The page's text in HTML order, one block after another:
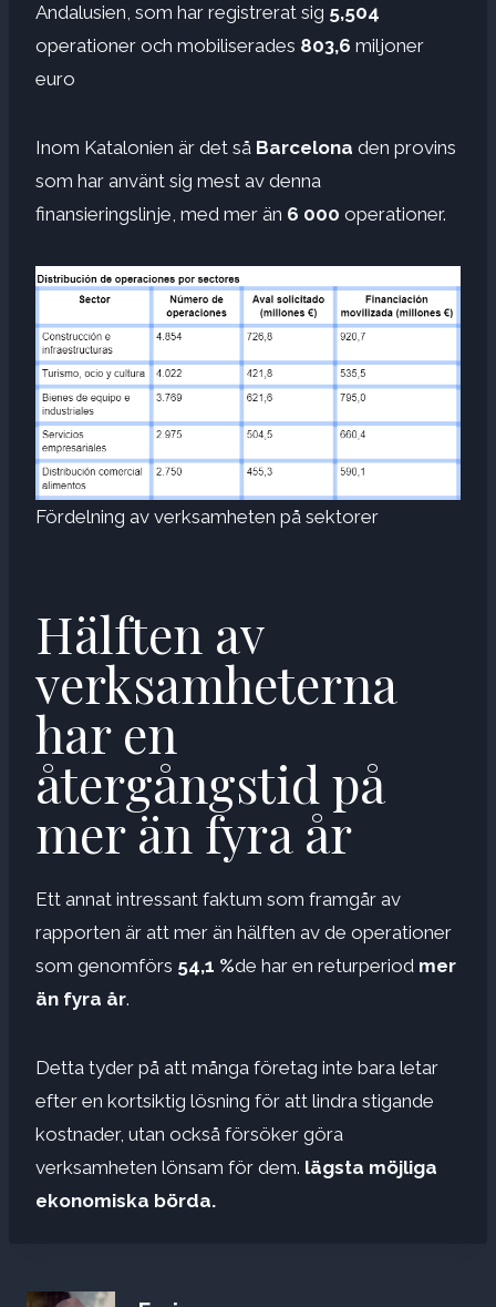
Andalusien, som har registrerat sig 5,504
operationer och mobiliserades 803,6 miljoner
euro
Inom Katalonien är det så Barcelona den provins
som har använt sig mest av denna
finansieringslinje, med mer än 6 000 operationer.
Fördelning av verksamheten på sektorer
Hälften av
verksamheterna
har en
återgångstid på
mer än fyra år
Ett annat intressant faktum som framgår av
rapporten är att mer än hälften av de operationer
som genomförs 54,1 %de har en returperiod mer
än fyra år.
Detta tyder på att många företag inte bara letar
efter en kortsiktig lösning för att lindra stigande
kostnader, utan också försöker göra
verksamheten lönsam för dem. lägsta möjliga
ekonomiska börda.